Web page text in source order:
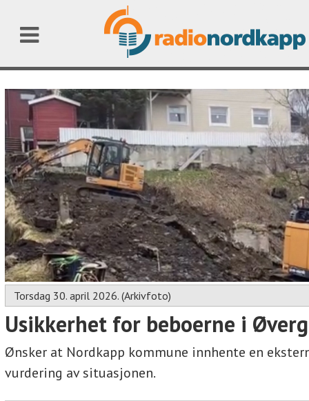
Torsdag 30. april 2026. (Arkivfoto)
Usikkerhet for beboerne i
Ønsker at Nordkapp kommune innhente en
vurdering av situasjonen.